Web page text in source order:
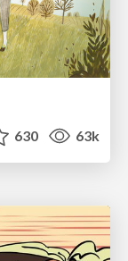
630 63k